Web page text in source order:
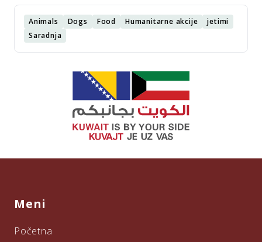
Animals Dogs Food Humanitarne akcije
jetimi
Saradnja
Meni
Početna